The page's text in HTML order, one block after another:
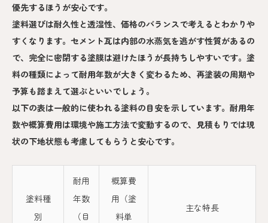
優先するほうが安心です。
塗料選びは耐久性と透湿性、価格のバランスで考えるとわかりや
すくなります。セメント瓦は内部の水蒸気を逃がす性質があるの
で、完全に密閉する塗膜は避けたほうが長持ちしやすいです。塗
料の種類によって耐用年数が大きく変わるため、再塗装の周期や
予算も踏まえて選ぶといいでしょう。
以下の表は一般的に使われる塗料の目安を示しています。耐用年
数や概算費用は環境や施工方法で変動するので、見積もりでは現
状の下地状態も考慮してもらうと安心です。
塗料種
別
耐用
年数
（目
概算費
用（塗
料単
主な特長